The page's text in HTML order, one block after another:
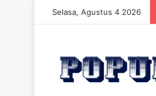
Selasa, Agustus 4 2026